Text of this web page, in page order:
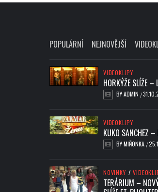
POPULÁRNÍ NEJNOVĚJŠÍ
VIDEOKLIPY
HORKÝŽE SLÍŽE –
BYADMIN /
VIDEOKLIPY
KUKO SANCHEZ –
BYMIŇONKA /
NOVINKY /
TERÁRIUM –